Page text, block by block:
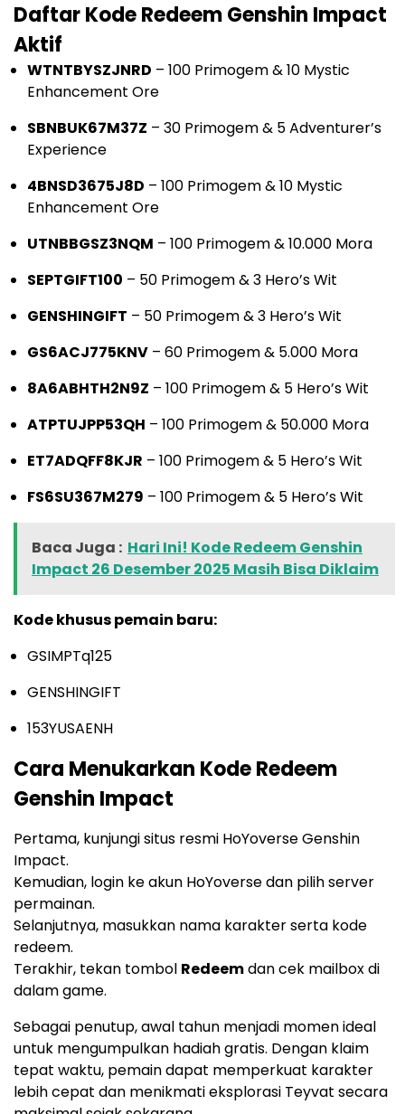
Daftar Kode Redeem Genshin Impact
Aktif
WTNTBYSZJNRD – 100 Primogem & 10 Mystic
Enhancement Ore
SBNBUK67M37Z – 30 Primogem & 5 Adventurer’s
Experience
4BNSD3675J8D – 100 Primogem & 10 Mystic
Enhancement Ore
UTNBBGSZ3NQM – 100 Primogem & 10.000 Mora
SEPTGIFT100 – 50 Primogem & 3 Hero’s Wit
GENSHINGIFT – 50 Primogem & 3 Hero’s Wit
GS6ACJ775KNV – 60 Primogem & 5.000 Mora
8A6ABHTH2N9Z – 100 Primogem & 5 Hero’s Wit
ATPTUJPP53QH – 100 Primogem & 50.000 Mora
ET7ADQFF8KJR – 100 Primogem & 5 Hero’s Wit
FS6SU367M279 – 100 Primogem & 5 Hero’s Wit
Baca Juga : Hari Ini! Kode Redeem Genshin
Impact 26 Desember 2025 Masih Bisa Diklaim
Kode khusus pemain baru:
GSIMPTq125
GENSHINGIFT
153YUSAENH
Cara Menukarkan Kode Redeem
Genshin Impact
Pertama, kunjungi situs resmi HoYoverse Genshin
Impact.
Kemudian, login ke akun HoYoverse dan pilih server
permainan.
Selanjutnya, masukkan nama karakter serta kode
redeem.
Terakhir, tekan tombol Redeemdan cek mailbox di
dalam game.
Sebagai penutup, awal tahun menjadi momen ideal
untuk mengumpulkan hadiah gratis. Dengan klaim
tepat waktu, pemain dapat memperkuat karakter
lebih cepat dan menikmati eksplorasi Teyvat secara